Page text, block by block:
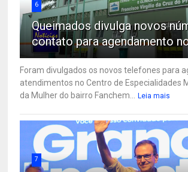
6
Queimados divulga novos
contato para agendamento
Foram divulgados os novos telefones para
atendimentos no Centro de Especialidades
da Mulher do bairro Fanchem...
Leia mais
7